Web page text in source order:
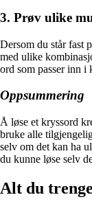
3. Prøv ulike
Dersom du står fast
med ulike
ord som passer inn i
Oppsummering
Å løse et kryssord
bruke alle
selv om det kan ha
du kunne løse selv
Alt du